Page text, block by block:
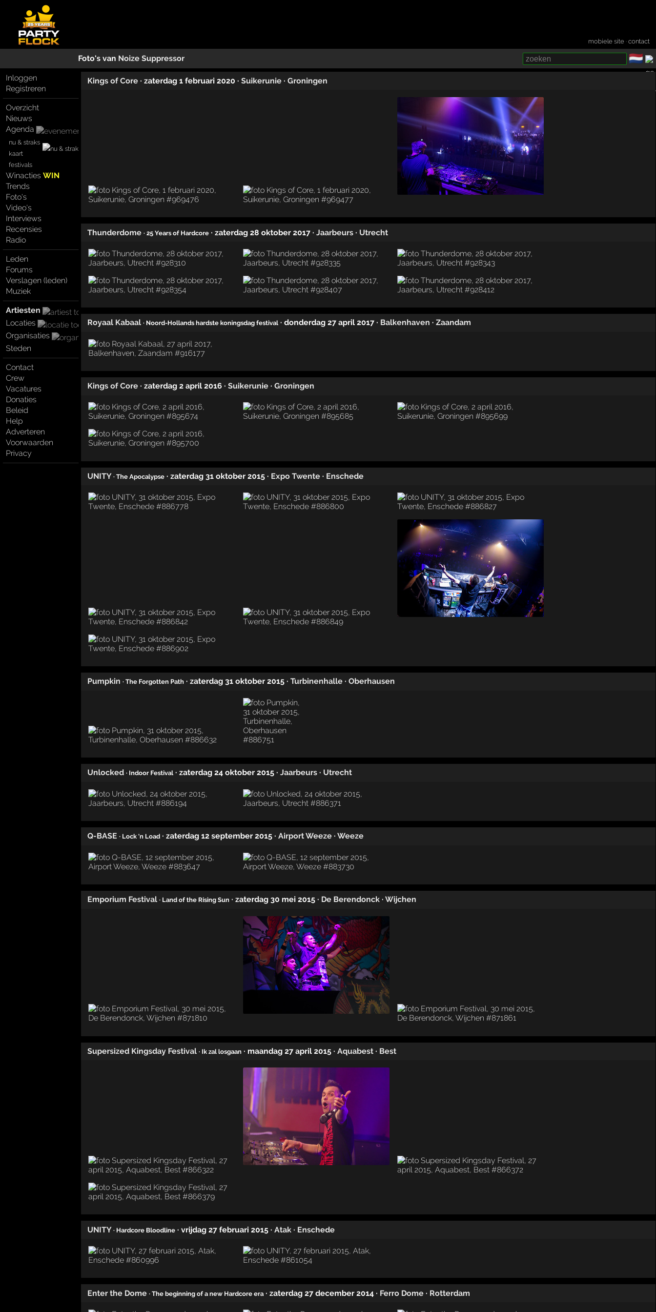
mobiele site ·contact
Foto's van Noize Suppressor 🇳🇱
Inloggen
Registreren
Overzicht
Nieuws
Agenda
nu & straks
kaart
festivals
WinactiesWIN
Trends
Foto's
Video's
Interviews
Recensies
Radio
Leden
Forums
Verslagen (leden)
Muziek
Artiesten
Locaties
Organisaties
Steden
Contact
Crew
Vacatures
Donaties
Beleid
Help
Adverteren
Voorwaarden
Privacy
Kings of Core · zaterdag 1 februari 2020 · Suikerunie · Groningen
Thunderdome · 25 Years of Hardcore · zaterdag 28 oktober 2017 · Jaarbeurs · Utrecht
Royaal Kabaal · Noord-Hollands hardste koningsdag festival · donderdag 27 april 2017 · Balkenhaven · Zaandam
Kings of Core · zaterdag 2 april 2016 · Suikerunie · Groningen
UNITY · The Apocalypse · zaterdag 31 oktober 2015 · Expo Twente · Enschede
Pumpkin · The Forgotten Path · zaterdag 31 oktober 2015 · Turbinenhalle · Oberhausen
Unlocked · Indoor Festival · zaterdag 24 oktober 2015 · Jaarbeurs · Utrecht
Q-BASE · Lock 'n Load · zaterdag 12 september 2015 · Airport Weeze · Weeze
Emporium Festival · Land of the Rising Sun · zaterdag 30 mei 2015 · De Berendonck · Wijchen
Supersized Kingsday Festival · Ik zal losgaan · maandag 27 april 2015 · Aquabest · Best
UNITY · Hardcore Bloodline · vrijdag 27 februari 2015 · Atak · Enschede
Enter the Dome · The beginning of a new Hardcore era · zaterdag 27 december 2014 · Ferro Dome · Rotterdam